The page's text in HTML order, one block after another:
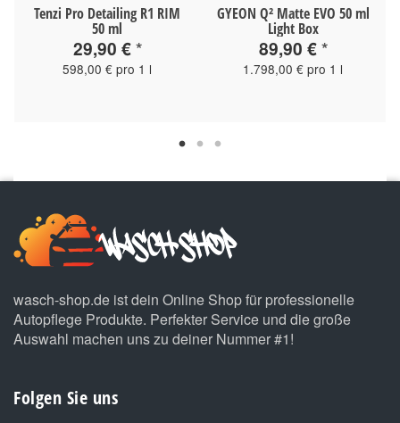
Tenzi Pro Detailing R1 RIM
50 ml
29,90 €*
598,00 € pro 1 l
GYEON Q² Matte EVO 50 ml
Light Box
89,90 €*
1.798,00 € pro 1 l
wasch-shop.de ist dein Online Shop für professionelle
Autopflege Produkte. Perfekter Service und die große
Auswahl machen uns zu deiner Nummer #1!
Folgen Sie uns